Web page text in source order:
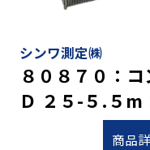
シンワ測定㈱
８０８７０：
Ｄ ２５-５.５m
商品